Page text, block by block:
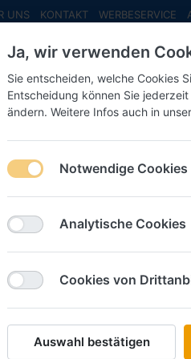
UNS KONTAKT WERBESERVICE
INFO MAI NEU
Ja, wir verwenden
Sie entscheiden, welche Cookies
Entscheidung können Sie jederzeit
ändern. Weitere Infos auch in
Notwendige Cookies
Analytische Cookies
Cookies von
Auswahl bestätigen